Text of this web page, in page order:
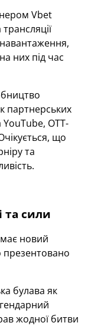
Vbet
них під час
партнерських
OTT-
що
та
та сили
новий
презентовано
булава як
жодної битви